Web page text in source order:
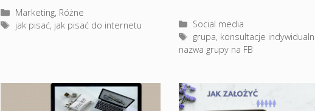
Kategorie
Marketing, Różne
Tagi
jak pisać, jak pisać do internetu Kategorie
Social media
Tagi
grupa, konsultacje
nazwa grupy na FB